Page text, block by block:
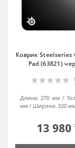
Коврик Steelseries
Pad (63821)
Длина: 270 мм
мм
Ширина: 320 мм
13 980